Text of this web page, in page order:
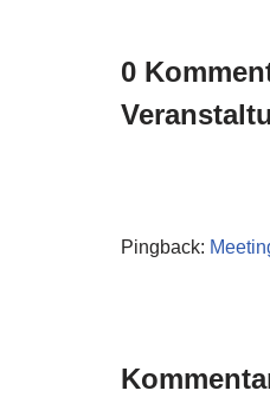
0
Pingback: